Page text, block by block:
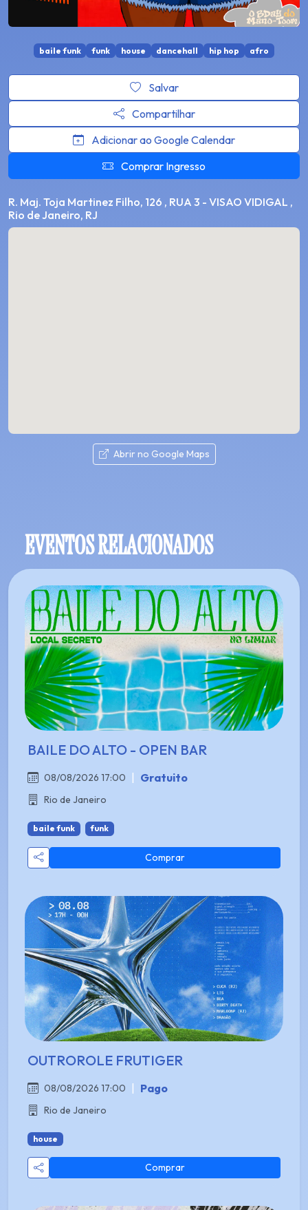
baile funk funk house dancehall hip hop afro
Salvar
Compartilhar
Adicionar ao Google Calendar
Comprar Ingresso
R. Maj. Toja Martinez Filho, 126 , RUA 3 - VISAO VIDIGAL ,
Rio de Janeiro, RJ
Abrir no Google Maps
EVENTOS RELACIONADOS
BAILE DO ALTO - OPEN BAR
08/08/2026 17:00 Gratuito
Rio de Janeiro
baile funk funk
Comprar
OUTROROLE FRUTIGER
08/08/2026 17:00 Pago
Rio de Janeiro
house
Comprar